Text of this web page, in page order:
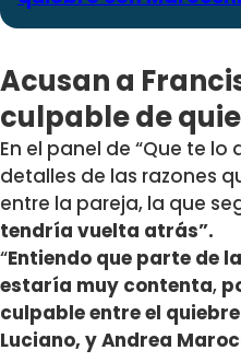
Acusan a
culpable de
En el panel de “Que te
detalles de las razones
entre la pareja, la que
tendría vuelta atrás”.
“Entiendo que parte de
estaría muy contenta,
culpable entre el
Luciano, y Andrea